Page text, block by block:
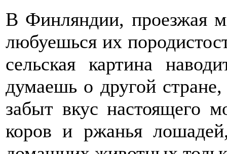
В Финляндии, проезжая
любуешься их
сельская картина
думаешь о другой
забыт вкус настоящего
коров и ржанья